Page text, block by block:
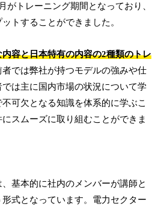
がトレーニング期間となっており、
トすることができました。
容と日本特有の内容の2種類のトレ
では弊社が持つモデルの強みや仕
は主に国内市場の状況について学
可欠となる知識を体系的に学ぶこ
スムーズに取り組むことができま
基本的に社内のメンバーが講師と
式となっています。電力セクター